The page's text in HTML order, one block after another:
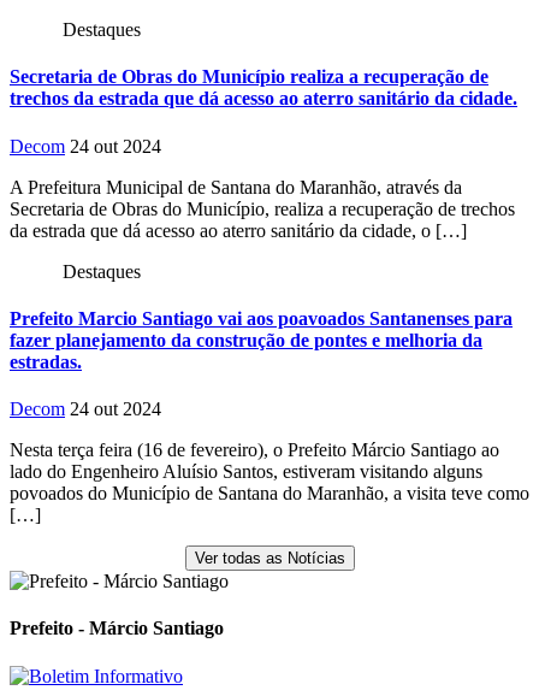
Destaques
Secretaria de Obras do Município realiza a recuperação de
trechos da estrada que dá acesso ao aterro sanitário da cidade.
Decom 24 out 2024
A Prefeitura Municipal de Santana do Maranhão, através da
Secretaria de Obras do Município, realiza a recuperação de trechos
da estrada que dá acesso ao aterro sanitário da cidade, o […]
Destaques
Prefeito Marcio Santiago vai aos poavoados Santanenses para
fazer planejamento da construção de pontes e melhoria da
estradas.
Decom 24 out 2024
Nesta terça feira (16 de fevereiro), o Prefeito Márcio Santiago ao
lado do Engenheiro Aluísio Santos, estiveram visitando alguns
povoados do Município de Santana do Maranhão, a visita teve como
[…]
Ver todas as Notícias
Prefeito - Márcio Santiago